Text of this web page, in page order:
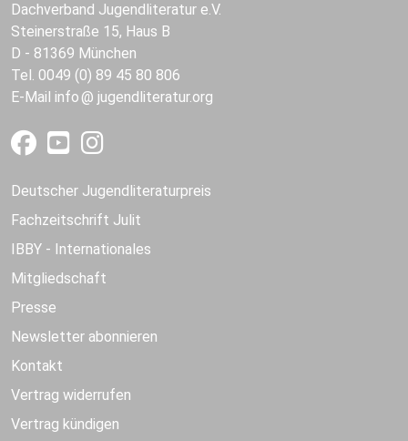
Dachverband Jugendliteratur e.V.
Steinerstraße 15, Haus B
D - 81369 München
Tel. 0049 (0) 89 45 80 806
E-Mail info jugendliteratur.org
Deutscher Jugendliteraturpreis
Fachzeitschrift Julit
IBBY - Internationales
Mitgliedschaft
Presse
Newsletter abonnieren
Kontakt
Vertrag widerrufen
Vertrag kündigen